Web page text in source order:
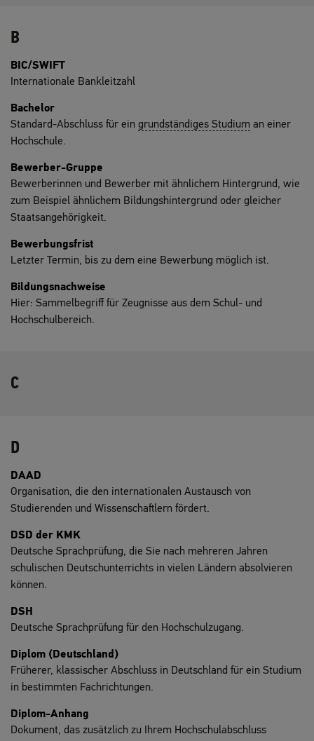
B
BIC/SWIFT
Internationale Bankleitzahl
Bachelor
Standard-Abschluss für ein grundständiges Studium an einer
Hochschule.
Bewerber-Gruppe
Bewerberinnen und Bewerber mit ähnlichem Hintergrund, wie
zum Beispiel ähnlichem Bildungshintergrund oder gleicher
Staatsangehörigkeit.
Bewerbungsfrist
Letzter Termin, bis zu dem eine Bewerbung möglich ist.
Bildungsnachweise
Hier: Sammelbegriff für Zeugnisse aus dem Schul- und
Hochschulbereich.
C
D
DAAD
Organisation, die den internationalen Austausch von
Studierenden und Wissenschaftlern fördert.
DSD der KMK
Deutsche Sprachprüfung, die Sie nach mehreren Jahren
schulischen Deutschunterrichts in vielen Ländern absolvieren
können.
DSH
Deutsche Sprachprüfung für den Hochschulzugang.
Diplom (Deutschland)
Früherer, klassischer Abschluss in Deutschland für ein Studium
in bestimmten Fachrichtungen.
Diplom-Anhang
Dokument, das zusätzlich zu Ihrem Hochschulabschluss